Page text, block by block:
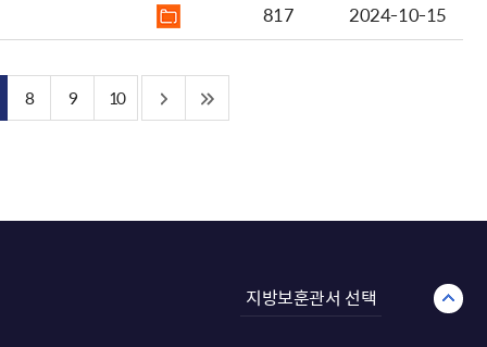
817
2024-10-15
8 9 10
지방보훈관서 선택